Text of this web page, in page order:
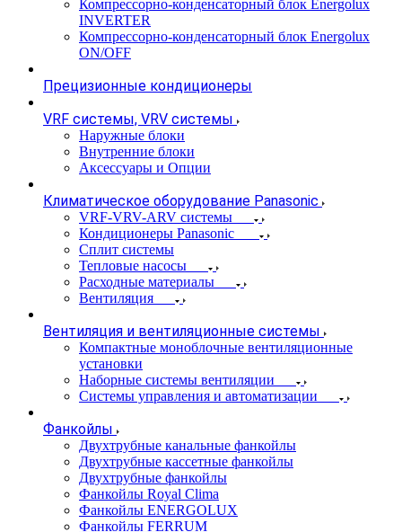
Компрессорно-конденсаторный блок Energolux
INVERTER
Компрессорно-конденсаторный блок Energolux
ON/OFF
Прецизионные кондиционеры
VRF системы, VRV системы
Наружные блоки
Внутренние блоки
Аксессуары и Опции
Климатическое оборудование Panasonic
VRF-VRV-ARV системы
Кондиционеры Panasonic
Сплит системы
Тепловые насосы
Расходные материалы
Вентиляция
Вентиляция и вентиляционные системы
Компактные моноблочные вентиляционные
установки
Наборные системы вентиляции
Системы управления и автоматизации
Фанкойлы
Двухтрубные канальные фанкойлы
Двухтрубные кассетные фанкойлы
Двухтрубные фанкойлы
Фанкойлы Royal Clima
Фанкойлы ENERGOLUX
Фанкойлы FERRUM